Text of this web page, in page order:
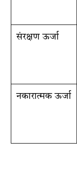
संरक्षण ऊर्जा
नकारात्मक ऊर्जा